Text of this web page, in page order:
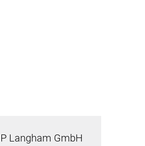
Langham GmbH